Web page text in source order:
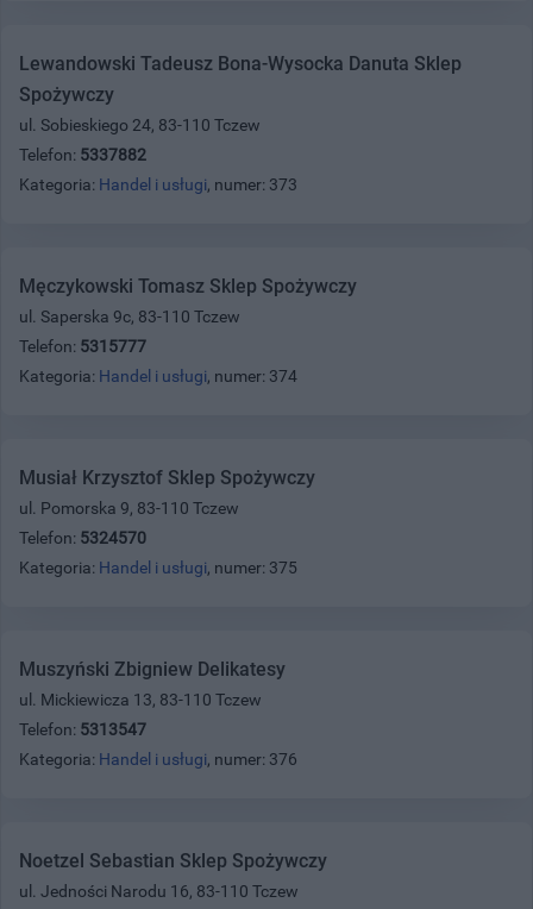
Lewandowski Tadeusz Bona-Wysocka Danuta Sklep
Spożywczy
ul. Sobieskiego 24, 83-110 Tczew
Telefon: 5337882
Kategoria: Handel i usługi, numer: 373
Męczykowski Tomasz Sklep Spożywczy
ul. Saperska 9c, 83-110 Tczew
Telefon: 5315777
Kategoria: Handel i usługi, numer: 374
Musiał Krzysztof Sklep Spożywczy
ul. Pomorska 9, 83-110 Tczew
Telefon: 5324570
Kategoria: Handel i usługi, numer: 375
Muszyński Zbigniew Delikatesy
ul. Mickiewicza 13, 83-110 Tczew
Telefon: 5313547
Kategoria: Handel i usługi, numer: 376
Noetzel Sebastian Sklep Spożywczy
ul. Jedności Narodu 16, 83-110 Tczew